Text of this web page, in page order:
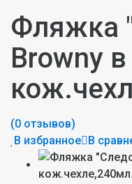
Фляжка
Browny в
(0 отзывов)
В избранное В